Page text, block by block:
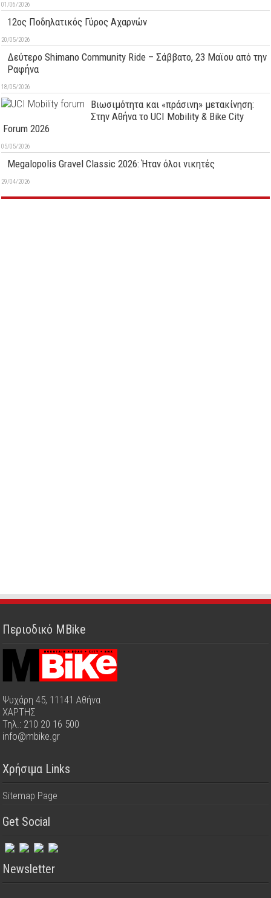
01/06/2026
12ος Ποδηλατικός Γύρος Αχαρνών
20/05/2026
Δεύτερo Shimano Community Ride – Σάββατο, 23 Μαϊου από την
Ραφήνα
18/05/2026
Βιωσιμότητα και «πράσινη» μετακίνηση:
Στην Αθήνα το UCI Mobility & Bike City
Forum 2026
05/05/2026
Megalopolis Gravel Classic 2026: Ήταν όλοι νικητές
29/04/2026
Περιοδικό MBike
Ψυχάρη 45, 11141 Αθήνα
ΧΑΡΤΗΣ
Τηλ.: 210 20 16 500
info@mbike.gr
Χρήσιμα Links
Sitemap Page
Get Social
Newsletter